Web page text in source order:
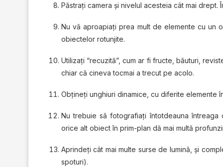
Păstrați camera și nivelul acesteia cât mai
Nu vă aproapiaţi prea mult de elemente cu un
obiectelor rotunjite.
Utilizați “recuzită”, cum ar fi fructe, băuturi,
chiar că cineva tocmai a trecut pe acolo.
Obțineți unghiuri dinamice, cu diferite elemente
Nu trebuie să fotografiaţi întotdeauna întreaga
orice alt obiect în prim-plan dă mai multă
Aprindeţi cât mai multe surse de lumină, și
spoturi).